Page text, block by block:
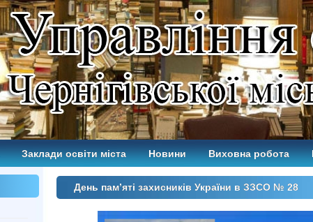
Заклади освіти міста Новини Виховна робота
День пам’яті захисників України в ЗЗСО № 28